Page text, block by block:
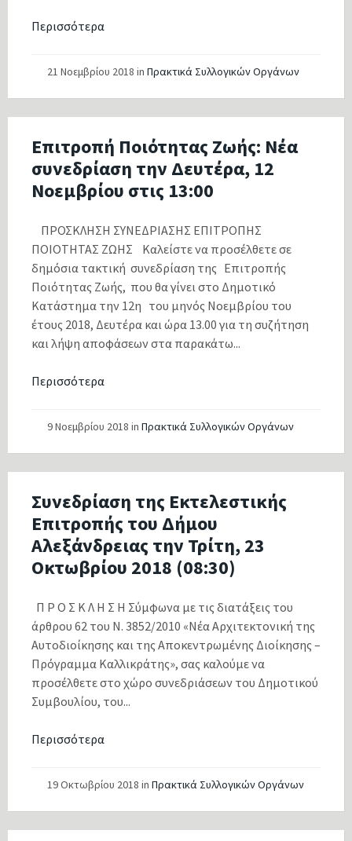
Περισσότερα
21 Νοεμβρίου 2018 in Πρακτικά Συλλογικών Οργάνων
Επιτροπή Ποιότητας Ζωής: Νέα
συνεδρίαση την Δευτέρα, 12
Νοεμβρίου στις 13:00
ΠΡΟΣΚΛΗΣΗ ΣΥΝΕΔΡΙΑΣΗΣ ΕΠΙΤΡΟΠΗΣ
ΠΟΙΟΤΗΤΑΣ ΖΩΗΣ Καλείστε να προσέλθετε σε
δημόσια τακτική συνεδρίαση της Επιτροπής
Ποιότητας Ζωής, που θα γίνει στο Δημοτικό
Κατάστημα την 12η του μηνός Νοεμβρίου του
έτους 2018, Δευτέρα και ώρα 13.00 για τη συζήτηση
και λήψη αποφάσεων στα παρακάτω...
Περισσότερα
9 Νοεμβρίου 2018 in Πρακτικά Συλλογικών Οργάνων
Συνεδρίαση της Εκτελεστικής
Επιτροπής του Δήμου
Αλεξάνδρειας την Τρίτη, 23
Οκτωβρίου 2018 (08:30)
Π Ρ Ο Σ Κ Λ Η Σ Η Σύμφωνα με τις διατάξεις του
άρθρου 62 του Ν. 3852/2010 «Νέα Αρχιτεκτονική της
Αυτοδιοίκησης και της Αποκεντρωμένης Διοίκησης –
Πρόγραμμα Καλλικράτης», σας καλούμε να
προσέλθετε στο χώρο συνεδριάσεων του Δημοτικού
Συμβουλίου, του...
Περισσότερα
19 Οκτωβρίου 2018 in Πρακτικά Συλλογικών Οργάνων